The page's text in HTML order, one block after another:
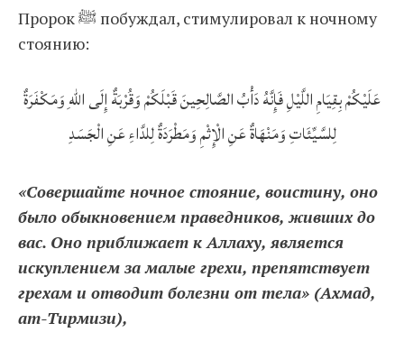
Пророк ﷺ побуждал, стимулировал к ночному
стоянию:
عَلَيْكُمْ بِقِيَامِ اللَّيْلِ فَإِنَّهُ دَأْبُ الصَّالِحِينَ قَبْلَكُمْ وَقُرْبَةٌ إِلَى اللهِ وَمَكْفَرَةٌ
لِلسَّيِّئَاتِ وَمَنْهَاةٌ عَنِ الْإِثْمِ وَمَطْرَدَةٌ لِلدَّاءِ عَنِ الْجَسَدِ
«Совершайте ночное стояние, воистину, оно
было обыкновением праведников, живших до
вас. Оно приближает к Аллаху, является
искуплением за малые грехи, препятствует
грехам и отводит болезни от тела» (Ахмад,
ат-Тирмизи),